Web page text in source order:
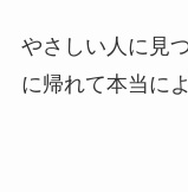
やさしい人に見
に帰れて本当に